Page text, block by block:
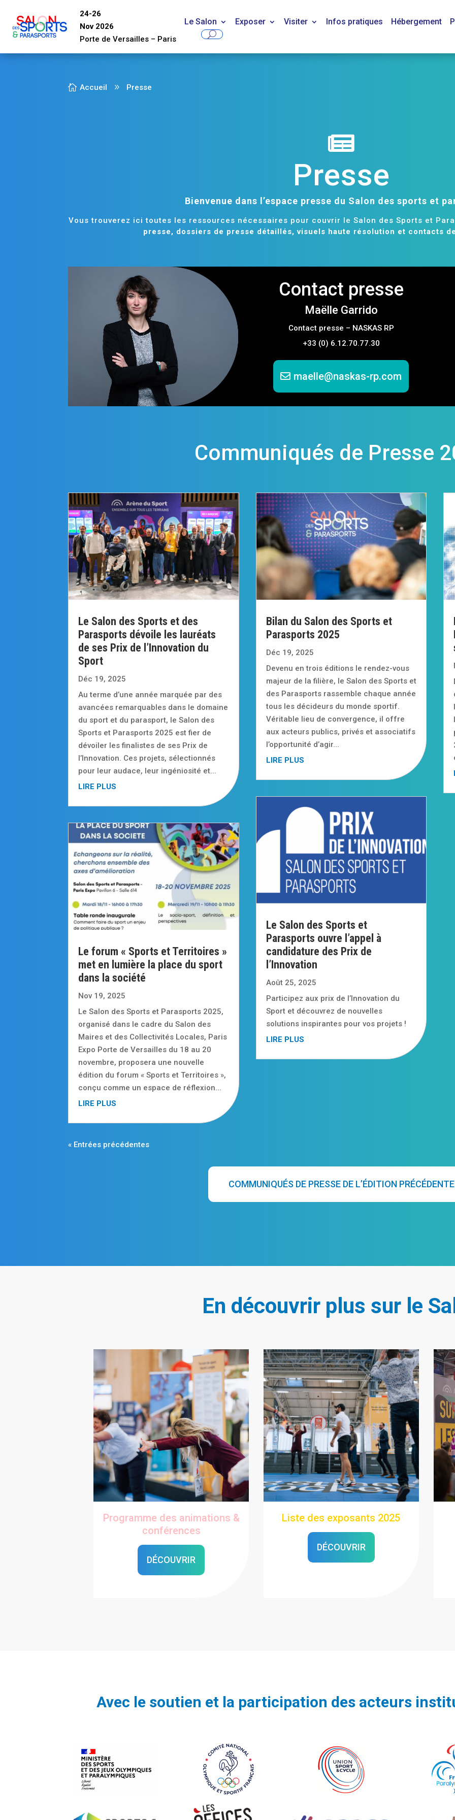
24-26
Nov 2026
Porte de Versailles– Paris
Le Salon Exposer Visiter Infos pratiques Hébergement
 Accueil 9 Presse

Presse
Bienvenue dans l’espace presse du Salon des sports et
Vous trouverez ici toutes les ressources nécessaires pour couvrir le Salon des Sports et
presse, dossiers de presse détaillés, visuels haute résolution et contacts
Contact presse
Maëlle Garrido
Contact presse – NASKAS RP
+33 (0) 6.12.70.77.30
maelle@naskas-rp.com
Communiqués de Presse
Le Salon des Sports et des
Parasports dévoile les lauréats
de ses Prix de l’Innovation du
Sport
Déc 19, 2025
Au terme d’une année marquée par des
avancées remarquables dans le domaine
du sport et du parasport, le Salon des
Sports et Parasports 2025 est fier de
dévoiler les finalistes de ses Prix de
l’Innovation. Ces projets, sélectionnés
pour leur audace, leur ingéniosité et...
LIRE PLUS
Le forum « Sports et Territoires »
met en lumière la place du sport
dans la société
Nov 19, 2025
Le Salon des Sports et Parasports 2025,
organisé dans le cadre du Salon des
Maires et des Collectivités Locales, Paris
Expo Porte de Versailles du 18 au 20
novembre, proposera une nouvelle
édition du forum « Sports et Territoires »,
conçu comme un espace de réflexion...
LIRE PLUS
Bilan du Salon des Sports et
Parasports 2025
Déc 19, 2025
Devenu en trois éditions le rendez-vous
majeur de la filière, le Salon des Sports et
des Parasports rassemble chaque année
tous les décideurs du monde sportif.
Véritable lieu de convergence, il offre
aux acteurs publics, privés et associatifs
l’opportunité d’agir...
LIRE PLUS
Le Salon des Sports et
Parasports ouvre l’appel à
candidature des Prix de
l’Innovation
Août 25, 2025
Participez aux prix de l’Innovation du
Sport et découvrez de nouvelles
solutions inspirantes pour vos projets !
LIRE PLUS
« Entrées précédentes
COMMUNIQUÉS DE PRESSE DE L’ÉDITION PRÉCÉDENTE
En découvrir plus sur le
Programme des animations &
conférences
DÉCOUVRIR
Liste des exposants 2025
DÉCOUVRIR
Avec le soutien et la participation des acteurs